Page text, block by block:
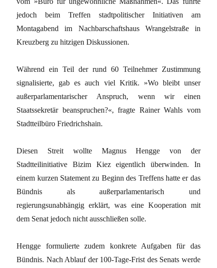
jedoch beim Treffen stadtpolitischer Initiativen am
Montagabend im Nachbarschaftshaus Wrangelstraße in
Kreuzberg zu hitzigen Diskussionen.
Während ein Teil der rund 60 Teilnehmer Zustimmung
signalisierte, gab es auch viel Kritik. »Wo bleibt unser
außerparlamentarischer Anspruch, wenn wir einen
Staatssekretär beanspruchen?«, fragte Rainer Wahls vom
Stadtteilbüro Friedrichshain.
Diesen Streit wollte Magnus Hengge von der
Stadtteilinitiative Bizim Kiez eigentlich überwinden. In
einem kurzen Statement zu Beginn des Treffens hatte er das
Bündnis als außerparlamentarisch und
regierungsunabhängig erklärt, was eine Kooperation mit
dem Senat jedoch nicht ausschließen solle.
Hengge formulierte zudem konkrete Aufgaben für das
Bündnis. Nach Ablauf der 100-Tage-Frist des Senats werde